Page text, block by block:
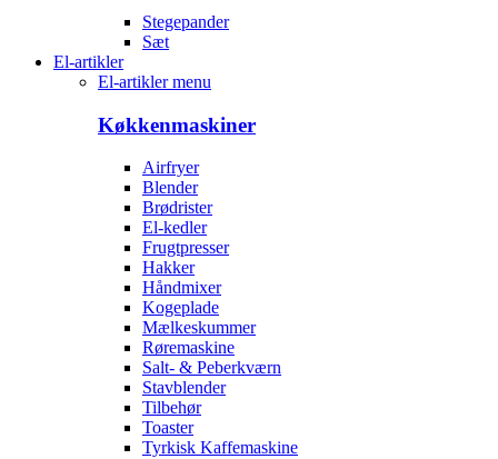
Stegepander
Sæt
El-artikler
El-artikler menu
Køkkenmaskiner
Airfryer
Blender
Brødrister
El-kedler
Frugtpresser
Hakker
Håndmixer
Kogeplade
Mælkeskummer
Røremaskine
Salt- & Peberkværn
Stavblender
Tilbehør
Toaster
Tyrkisk Kaffemaskine